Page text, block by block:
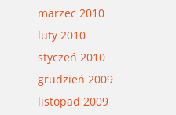
marzec 2010
luty 2010
styczeń 2010
grudzień 2009
listopad 2009